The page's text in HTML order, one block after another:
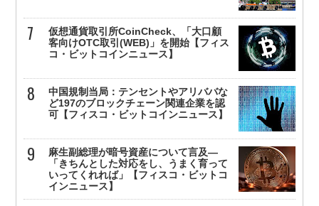
仮想通貨取引所CoinCheck、「大口顧
客向けOTC取引(WEB)」を開始【フィス
コ・ビットコインニュース】
中国規制当局：テンセントやアリババな
ど197のブロックチェーン関連企業を認
可【フィスコ・ビットコインニュース】
麻生副総理が暗号資産について言及—
「きちんとした対応をし、うまく育って
いってくれれば」【フィスコ・ビットコ
インニュース】